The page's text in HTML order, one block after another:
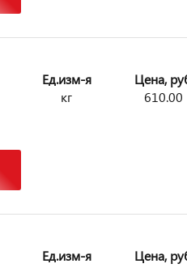
Ед.изм-я
кг
Цена,
610.00
Ед.изм-я
Цена,